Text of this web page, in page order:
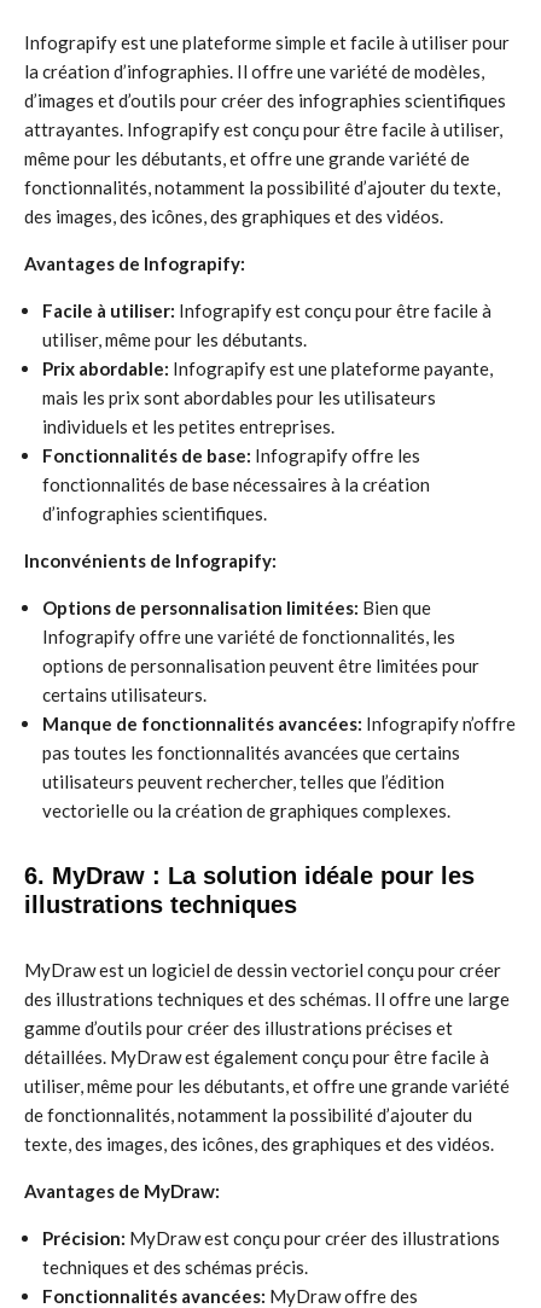
Infograpify est une plateforme simple et facile à utiliser pour
la création d’infographies. Il offre une variété de modèles,
d’images et d’outils pour créer des infographies scientifiques
attrayantes. Infograpify est conçu pour être facile à utiliser,
même pour les débutants, et offre une grande variété de
fonctionnalités, notamment la possibilité d’ajouter du texte,
des images, des icônes, des graphiques et des vidéos.
Avantages de Infograpify:
Facile à utiliser: Infograpify est conçu pour être facile à
utiliser, même pour les débutants.
Prix abordable: Infograpify est une plateforme payante,
mais les prix sont abordables pour les utilisateurs
individuels et les petites entreprises.
Fonctionnalités de base: Infograpify offre les
fonctionnalités de base nécessaires à la création
d’infographies scientifiques.
Inconvénients de Infograpify:
Options de personnalisation limitées: Bien que
Infograpify offre une variété de fonctionnalités, les
options de personnalisation peuvent être limitées pour
certains utilisateurs.
Manque de fonctionnalités avancées: Infograpify n’offre
pas toutes les fonctionnalités avancées que certains
utilisateurs peuvent rechercher, telles que l’édition
vectorielle ou la création de graphiques complexes.
6. MyDraw : La solution idéale pour les
illustrations techniques
MyDraw est un logiciel de dessin vectoriel conçu pour créer
des illustrations techniques et des schémas. Il offre une large
gamme d’outils pour créer des illustrations précises et
détaillées. MyDraw est également conçu pour être facile à
utiliser, même pour les débutants, et offre une grande variété
de fonctionnalités, notamment la possibilité d’ajouter du
texte, des images, des icônes, des graphiques et des vidéos.
Avantages de MyDraw:
Précision: MyDraw est conçu pour créer des illustrations
techniques et des schémas précis.
Fonctionnalités avancées: MyDraw offre des